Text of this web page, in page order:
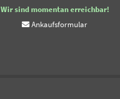
Wir sind momentan erreichbar!
Ankaufsformular